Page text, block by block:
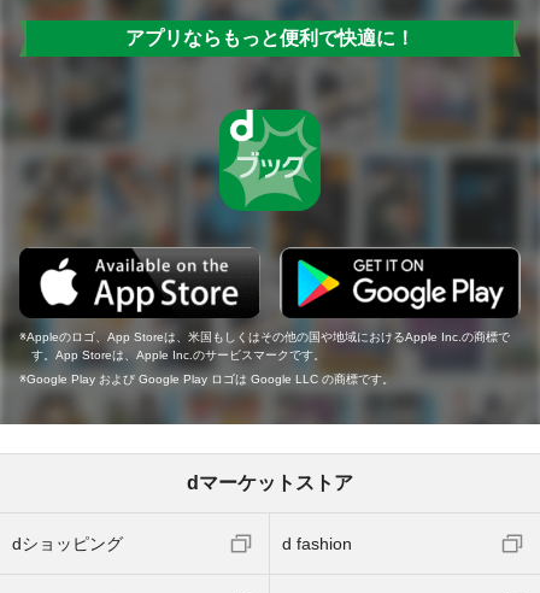
アプリならもっと便利で快適に！
Appleのロゴ、App Storeは、米国もしくはその他の国や地域におけるApple Inc.の商標で
す。App Storeは、Apple Inc.のサービスマークです。
Google Play および Google Play ロゴは Google LLC の商標です。
dマーケットストア
dショッピング d fashion